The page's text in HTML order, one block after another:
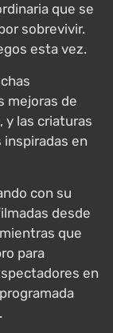
que se
sobrevivir.
esta vez.
mejoras de
y las criaturas
en
con su
desde
que
para
en